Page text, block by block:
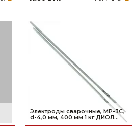
Электроды сварочные, МР-3С,
d-4,0 мм, 400 мм 1 кг ДИОЛ...